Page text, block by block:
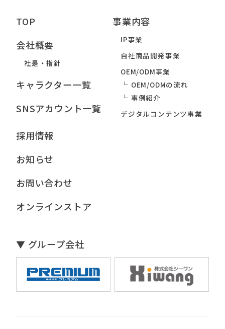
TOP
会社概要
社是・指針
キャラクター一覧
SNSアカウント一覧
事業内容
IP事業
自社商品開発事業
OEM/ODM事業
OEM/ODMの流れ
事例紹介
デジタルコンテンツ事業
採用情報
お知らせ
お問い合わせ
オンラインストア
▼ グループ会社